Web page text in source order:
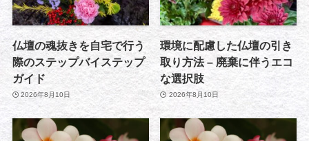
仏壇の魂抜きを自宅で行う
際のステップバイステップ
ガイド
2026年8月10日
環境に配慮した仏壇の引き
取り方法 – 廃棄に伴うエコ
な選択肢
2026年8月10日